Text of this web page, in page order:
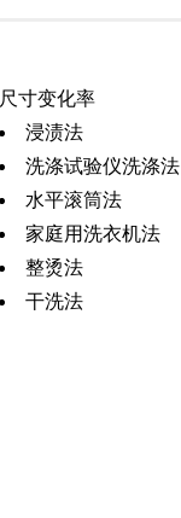
尺寸变化率
浸渍法
洗涤试验仪洗涤法
水平滚筒法
家庭用洗衣机法
整烫法
干洗法